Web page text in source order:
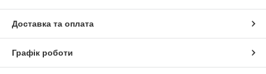
Доставка та оплата
Графік роботи